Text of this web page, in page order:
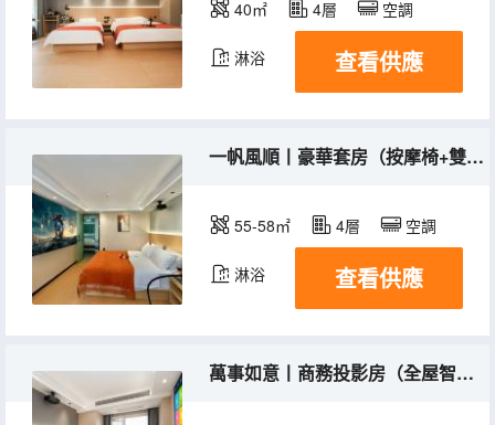
40㎡ 4層 空調
淋浴 查看供應
一帆風順丨豪華套房（按摩椅+雙巨幕投影+騰訊VIP）
55-58㎡ 4層 空調
淋浴 查看供應
萬事如意丨商務投影房（全屋智能+定製床墊+騰訊VIP）